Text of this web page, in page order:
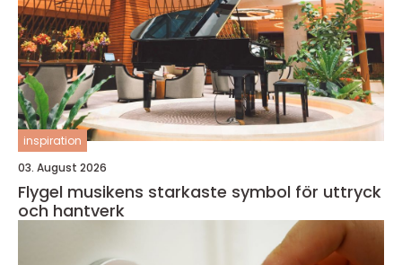
inspiration
03. August 2026
Flygel musikens starkaste symbol för uttryck
och hantverk